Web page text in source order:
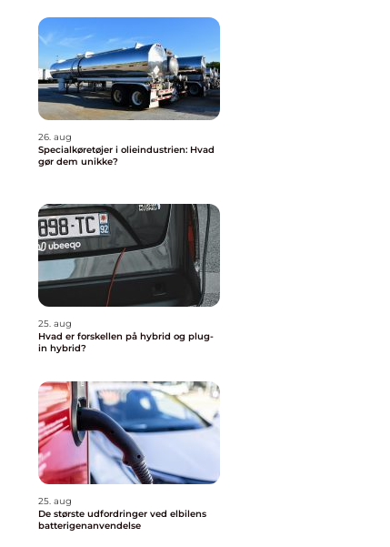
26. aug
Specialkøretøjer i olieindustrien: Hvad
gør dem unikke?
25. aug
Hvad er forskellen på hybrid og plug-
in hybrid?
25. aug
De største udfordringer ved elbilens
batterigenanvendelse